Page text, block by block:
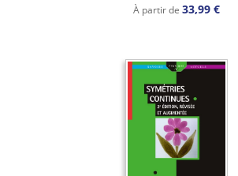
À partir de 33,99 €